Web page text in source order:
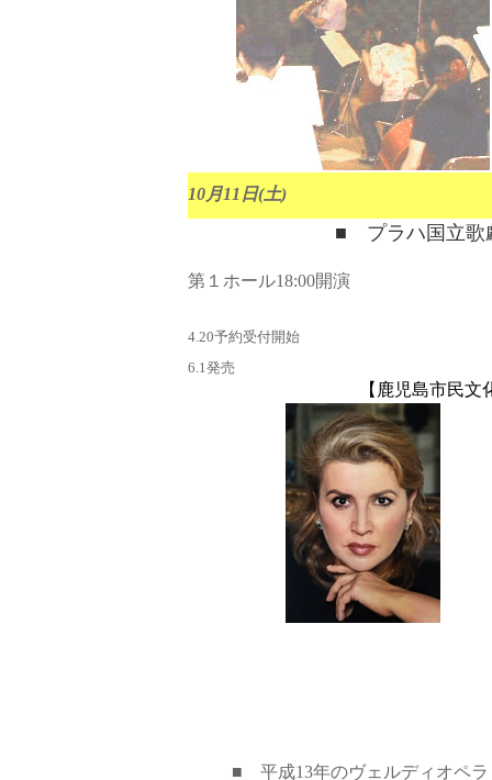
10月11日(土)
■ プラハ国立歌
第１ホール18:00開演
4.20予約受付開始
6.1発売
【鹿児島市民
■ 平成13年のヴェルディオペラ